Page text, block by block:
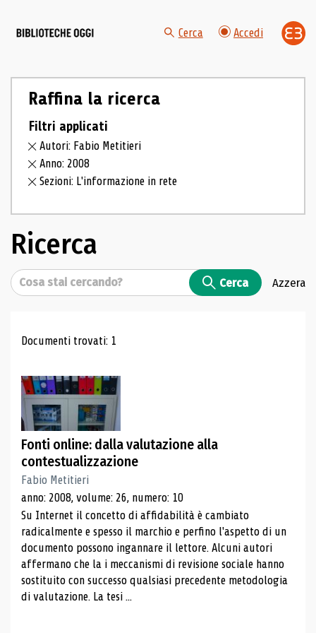
Cerca Accedi
Raffina la ricerca
Filtri applicati
Autori: Fabio Metitieri
Anno: 2008
Sezioni: L'informazione in rete
Ricerca
Cerca Cerca Azzera
Risultati di ricerca
Documenti trovati: 1
Fonti online: dalla valutazione alla
contestualizzazione
Fabio Metitieri
anno: 2008, volume: 26, numero: 10
Su Internet il concetto di affidabilità è cambiato
radicalmente e spesso il marchio e perfino l'aspetto di un
documento possono ingannare il lettore. Alcuni autori
affermano che la i meccanismi di revisione sociale hanno
sostituito con successo qualsiasi precedente metodologia
di valutazione. La tesi ...